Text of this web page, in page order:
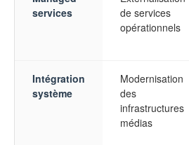
services
de services
opérationnels
Intégration
système
Modernisation
des
infrastructures
médias